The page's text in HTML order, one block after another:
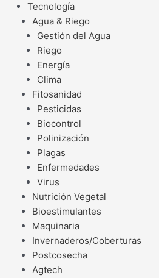
Tecnología
Agua & Riego
Gestión del Agua
Riego
Energía
Clima
Fitosanidad
Pesticidas
Biocontrol
Polinización
Plagas
Enfermedades
Virus
Nutrición Vegetal
Bioestimulantes
Maquinaria
Invernaderos/Coberturas
Postcosecha
Agtech